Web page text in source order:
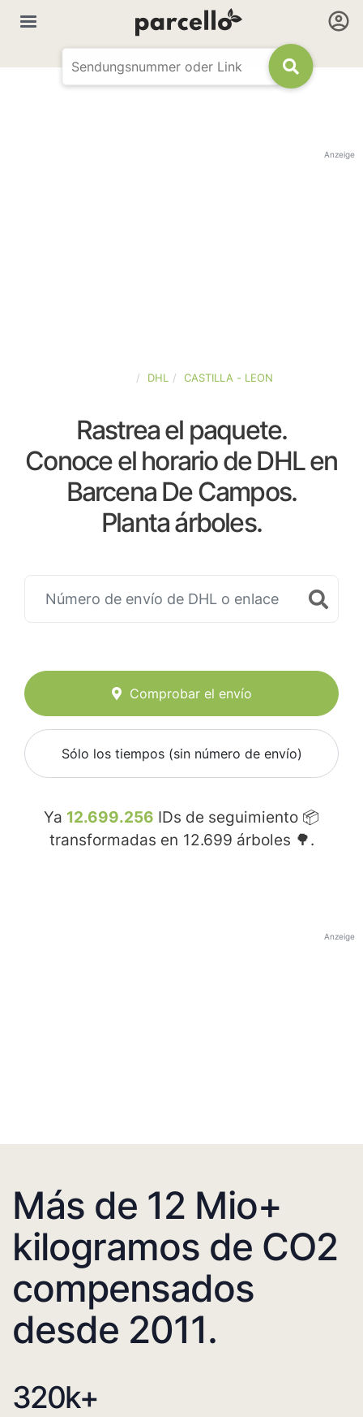
Anzeige
DHL CASTILLA - LEON
Rastrea el paquete.
Conoce el horario de DHL en
Barcena De Campos.
Planta árboles.
Comprobar el envío
Sólo los tiempos (sin número de envío)
Ya 12.699.256 IDs de seguimiento 📦
transformadas en 12.699 árboles 🌳.
Anzeige
Más de 12 Mio+
kilogramos de CO2
compensados
desde 2011.
320k+